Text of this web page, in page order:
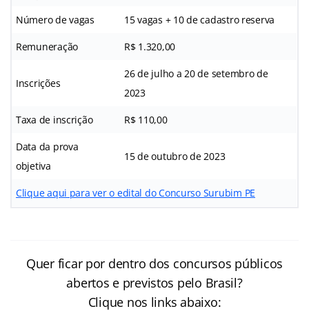
Número de vagas 15 vagas + 10 de cadastro reserva
Remuneração R$ 1.320,00
Inscrições
26 de julho a 20 de setembro de
2023
Taxa de inscrição R$ 110,00
Data da prova
objetiva
15 de outubro de 2023
Clique aqui para ver o edital do Concurso Surubim PE
Quer ficar por dentro dos concursos públicos
abertos e previstos pelo Brasil?
Clique nos links abaixo: